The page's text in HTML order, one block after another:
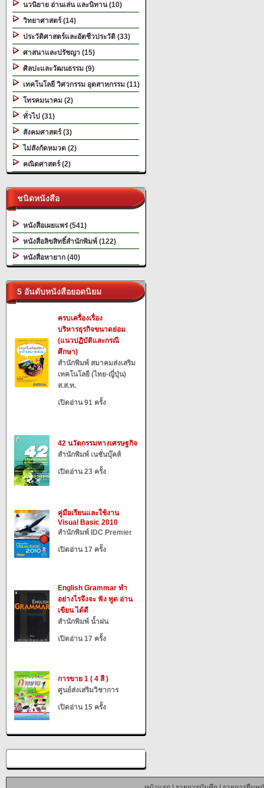
นวนิยาย อ่านเล่น และนิทาน (10)
วิทยาศาสตร์ (14)
ประวัติศาสตร์และอัตชีวประวัติ (33)
ศาสนาและปรัชญา (15)
ศิลปะและวัฒนธรรม (9)
เทคโนโลยี วิศวกรรม อุตสาหกรรม (11)
โทรคมนาคม (2)
ทั่วไป (31)
สังคมศาสตร์ (3)
ไม่สังกัดหมวด (2)
คณิตศาสตร์ (2)
ชนิดหนังสือ
หนังสือเผยแพร่ (541)
หนังสือลิขสิทธิ์สำนักพิมพ์ (122)
หนังสือหายาก (40)
5 อันดับหนังสือยอดนิยม
ครบเครื่องเรื่อง
บริหารธุรกิจขนาดย่อม
(แนวปฏิบัติและกรณี
ศึกษา)
สำนักพิมพ์ สมาคมส่งเสริม
เทคโนโลยี (ไทย-ญี่ปุ่น)
ส.ส.ท.
เปิดอ่าน 91 ครั้ง
42 นวัตกรรมทางเศรษฐกิจ
สำนักพิมพ์ เนชั่นบุ๊คส์
เปิดอ่าน 23 ครั้ง
คู่มือเรียนและใช้งาน
Visual Basic 2010
สำนักพิมพ์ IDC Premier
เปิดอ่าน 17 ครั้ง
English Grammar ทำ
อย่างไรจึงจะ ฟัง พูด อ่าน
เขียน ได้ดี
สำนักพิมพ์ น้ำฝน
เปิดอ่าน 17 ครั้ง
การขาย 1 ( 4 สี )
ศูนย์ส่งเสริมวิชาการ
เปิดอ่าน 15 ครั้ง